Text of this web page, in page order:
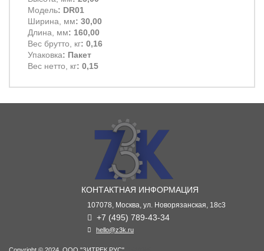
Модель: DR01
Ширина, мм: 30,00
Длина, мм: 160,00
Вес брутто, кг: 0,16
Упаковка: Пакет
Вес нетто, кг: 0,15
КОНТАКТНАЯ ИНФОРМАЦИЯ
107078, Москва, ул. Новорязанская, 18с3
+7 (495) 789-43-34
hello@z3k.ru